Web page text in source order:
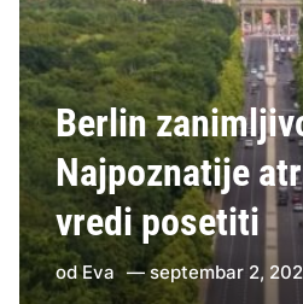
Berlin
Najpoznatije
vredi posetiti
odEva septembar 2,